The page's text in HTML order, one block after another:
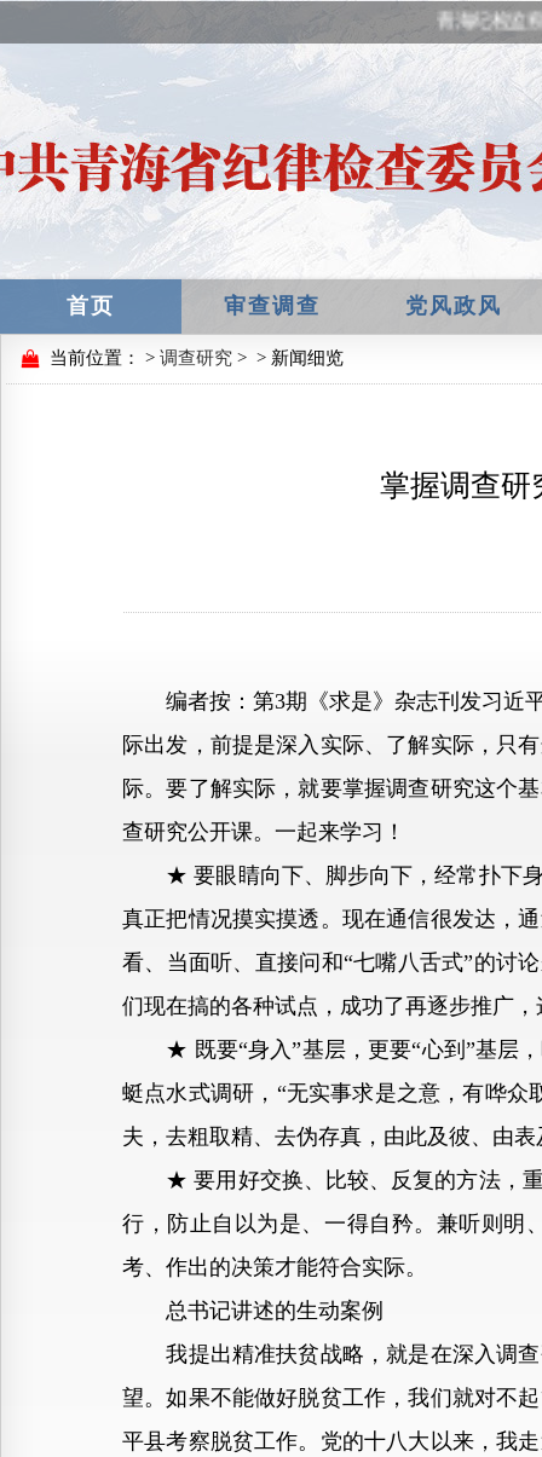
青海纪检监
首页 审查调查 党风政风
当前位置： > 调查研究 > > 新闻细览
掌握调查研
编者按：第3期《求是》杂志刊发习近平
际出发，前提是深入实际、了解实际，只
际。要了解实际，就要掌握调查研究这个
查研究公开课。一起来学习！
★ 要眼睛向下、脚步向下，经常扑下身
真正把情况摸实摸透。现在通信很发达，
看、当面听、直接问和“七嘴八舌式”的讨
们现在搞的各种试点，成功了再逐步推广
★ 既要“身入”基层，更要“心到”基层，
蜓点水式调研，“无实事求是之意，有哗
夫，去粗取精、去伪存真，由此及彼、由
★ 要用好交换、比较、反复的方法，重
行，防止自以为是、一得自矜。兼听则明
考、作出的决策才能符合实际。
总书记讲述的生动案例
我提出精准扶贫战略，就是在深入调查
望。如果不能做好脱贫工作，我们就对不
平县考察脱贫工作。党的十八大以来，我